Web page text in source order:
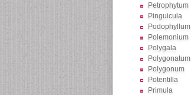
Petrophytum
Pinguicula
Podophyllum
Polemonium
Polygala
Polygonatum
Polygonum
Potentilla
Primula